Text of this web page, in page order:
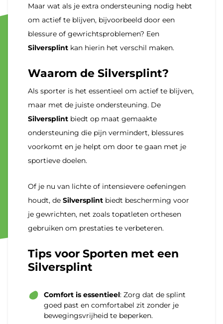
Maar wat als je extra ondersteuning nodig hebt
om actief te blijven, bijvoorbeeld door een
blessure of gewrichtsproblemen? Een
Silversplint kan hierin het verschil maken.
Waarom de Silversplint?
Als sporter is het essentieel om actief te blijven,
maar met de juiste ondersteuning. De
Silversplint biedt op maat gemaakte
ondersteuning die pijn vermindert, blessures
voorkomt en je helpt om door te gaan met je
sportieve doelen.
Of je nu van lichte of intensievere oefeningen
houdt, de Silversplint biedt bescherming voor
je gewrichten, net zoals topatleten orthesen
gebruiken om prestaties te verbeteren.
Tips voor Sporten met een
Silversplint
Comfort is essentieel: Zorg dat de splint
goed past en comfortabel zit zonder je
bewegingsvrijheid te beperken.